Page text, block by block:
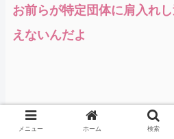
お前らが特定団体に肩入れ
えないんだよ
名無しの正義 2026/05/23(土)
メニュー ホーム 検索